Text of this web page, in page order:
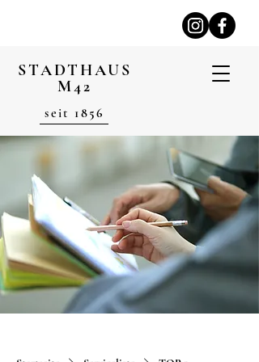
STADTHAUS
M42
seit 1856